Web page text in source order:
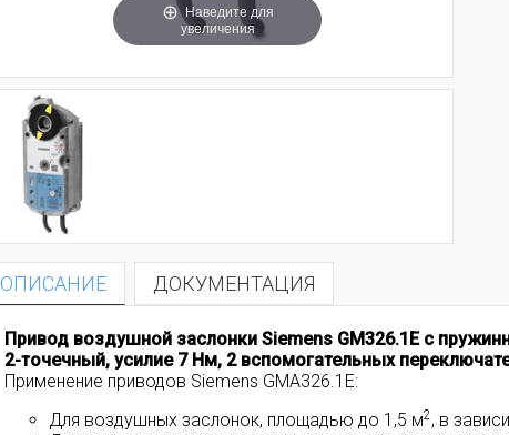
Наведите для
увеличения
ОПИСАНИЕ ДОКУМЕНТАЦИЯ
Привод воздушной заслонки Siemens GM326.1E с
2-точечный, усилие 7 Нм, 2 вспомогательных
Применение приводов Siemens GMA326.1E:
Для воздушных заслонок, площадью до 1,5 м2 , в